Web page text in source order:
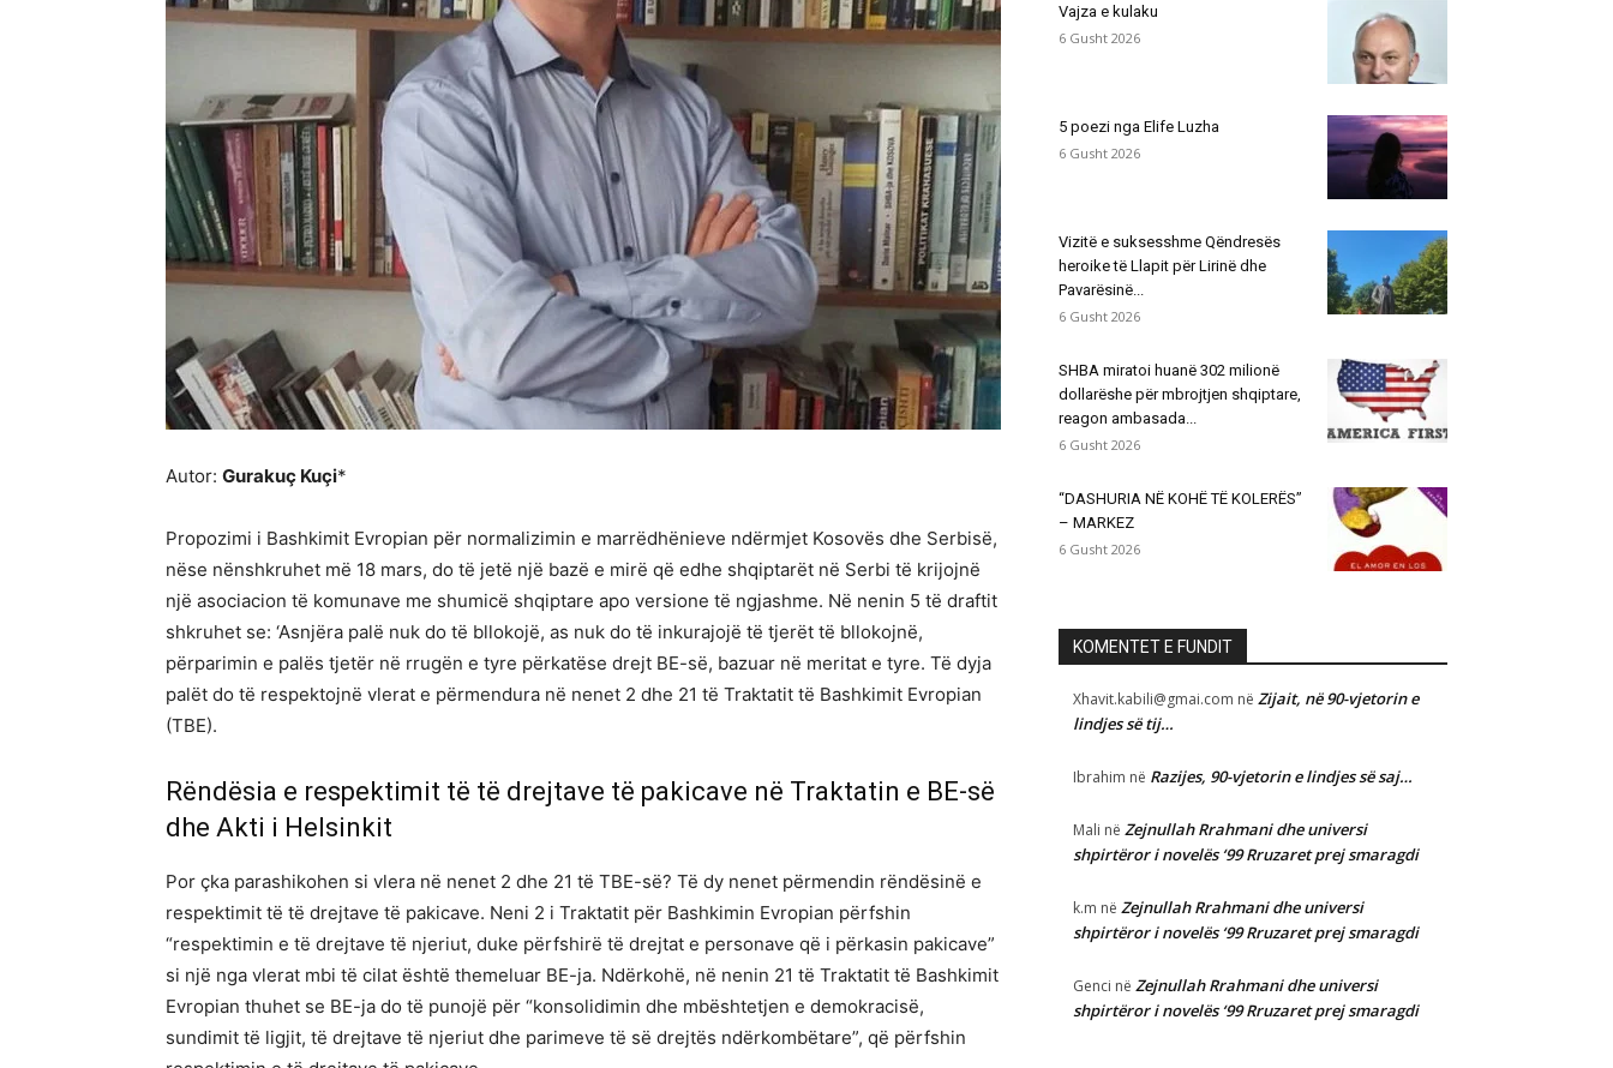
Autor: Gurakuç Kuçi*
Propozimi i Bashkimit Evropian për normalizimin e marrëdhënieve ndërmjet Kosovës dhe Serbisë,
nëse nënshkruhet më 18 mars, do të jetë një bazë e mirë që edhe shqiptarët në Serbi të krijojnë
një asociacion të komunave me shumicë shqiptare apo versione të ngjashme. Në nenin 5 të draftit
shkruhet se: ‘Asnjëra palë nuk do të bllokojë, as nuk do të inkurajojë të tjerët të bllokojnë,
përparimin e palës tjetër në rrugën e tyre përkatëse drejt BE-së, bazuar në meritat e tyre. Të dyja
palët do të respektojnë vlerat e përmendura në nenet 2 dhe 21 të Traktatit të Bashkimit Evropian
(TBE).
Rëndësia e respektimit të të drejtave të pakicave në Traktatin e BE-së
dhe Akti i Helsinkit
Por çka parashikohen si vlera në nenet 2 dhe 21 të TBE-së? Të dy nenet përmendin rëndësinë e
respektimit të të drejtave të pakicave. Neni 2 i Traktatit për Bashkimin Evropian përfshin
“respektimin e të drejtave të njeriut, duke përfshirë të drejtat e personave që i përkasin pakicave”
si një nga vlerat mbi të cilat është themeluar BE-ja. Ndërkohë, në nenin 21 të Traktatit të Bashkimit
Evropian thuhet se BE-ja do të punojë për “konsolidimin dhe mbështetjen e demokracisë,
sundimit të ligjit, të drejtave të njeriut dhe parimeve të së drejtës ndërkombëtare”, që përfshin
Vajza e kulaku
6 Gusht 2026
5 poezi nga Elife Luzha
6 Gusht 2026
Vizitë e suksesshme Qëndresës
heroike të Llapit për Lirinë dhe
Pavarësinë...
6 Gusht 2026
SHBA miratoi huanë 302 milionë
dollarëshe për mbrojtjen shqiptare,
reagon ambasada...
6 Gusht 2026
“DASHURIA NË KOHË TË KOLERËS”
– MARKEZ
6 Gusht 2026
KOMENTET E FUNDIT
Xhavit.kabili@gmai.com në Zijait, në 90-vjetorin e
lindjes së tij…
Ibrahim në Razijes, 90-vjetorin e lindjes së saj…
Mali në Zejnullah Rrahmani dhe universi
shpirtëror i novelës ‘99 Rruzaret prej smaragdi
k.m në Zejnullah Rrahmani dhe universi
shpirtëror i novelës ‘99 Rruzaret prej smaragdi
Genci në Zejnullah Rrahmani dhe universi
shpirtëror i novelës ‘99 Rruzaret prej smaragdi